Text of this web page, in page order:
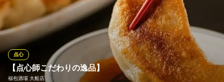
店名に偽りなし！自慢の餃子は、どれもおすすめの一品ばかり◎
ガッツリ系の「爆汁！ジャンボ肉餃子」は特に人気で、ジューシ
ーで食べ応え抜群！台北名物「鍋貼」焼餃子や、皮がモチモチの
「あっさり水餃子」などバラエティ豊かなラインナップ♪台湾旅行
気分を味わいながら、本格餃子を召し上がれ！
台湾酒場 台北餃子館 大船店
【点心師こだわりの逸品】
福包酒場 大船店
点心